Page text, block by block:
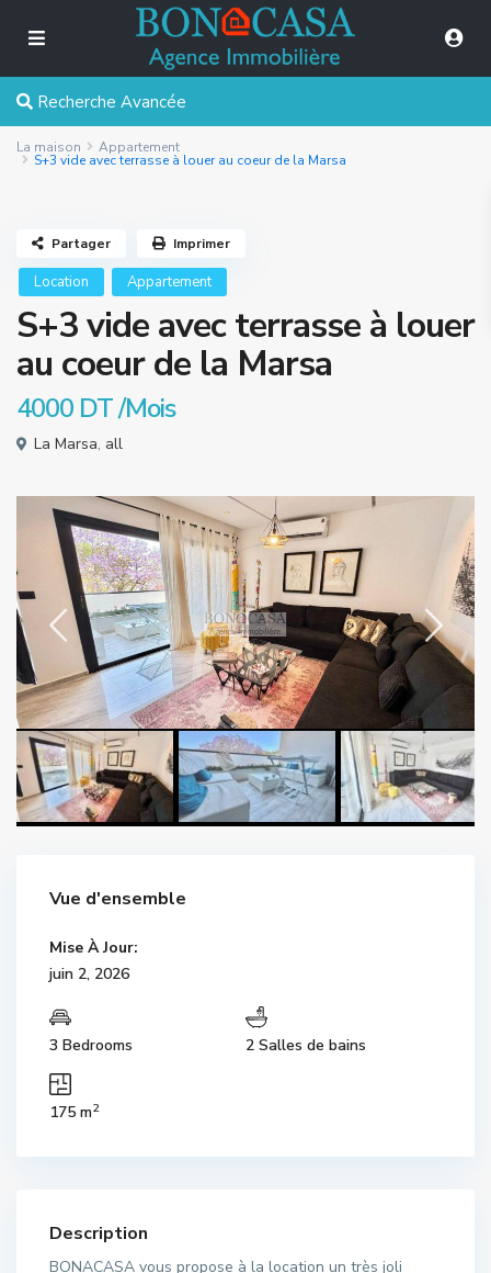
Recherche Avancée
La maison Appartement
S+3 vide avec terrasse à louer au coeur de la Marsa
Location Appartement
S+3 vide avec terrasse à louer
au coeur de la Marsa
4000 DT/Mois
La Marsa, all
Partager Imprimer
Vue d'ensemble
Mise À Jour:
juin 2, 2026
3 Bedrooms 2 Salles de bains
175 m2
Description
BONACASA vous propose à la location un très joli